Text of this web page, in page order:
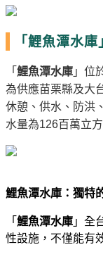
「鯉魚潭水庫
「 鯉魚潭水庫 」位
為供應苗栗縣及大
休憩、供水、防洪
水量為126百萬立
鯉魚潭水庫：獨特
「 鯉魚潭水庫 」全
性設施，不僅能有